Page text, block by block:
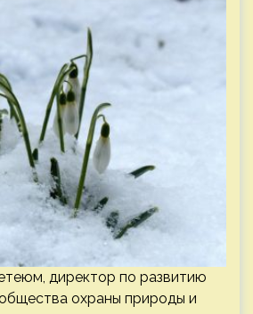
директор по развитию
охраны природы и